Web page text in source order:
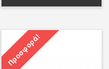
Προσφορά!